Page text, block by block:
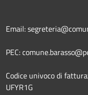
Email:
PEC:
Codice univoco di
UFYR1G